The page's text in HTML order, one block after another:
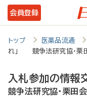
メ
イ
テ
会員登録
トップ 医薬品流通
れ」 競争法研究協・栗
入札参加の情報
競争法研究協・栗田